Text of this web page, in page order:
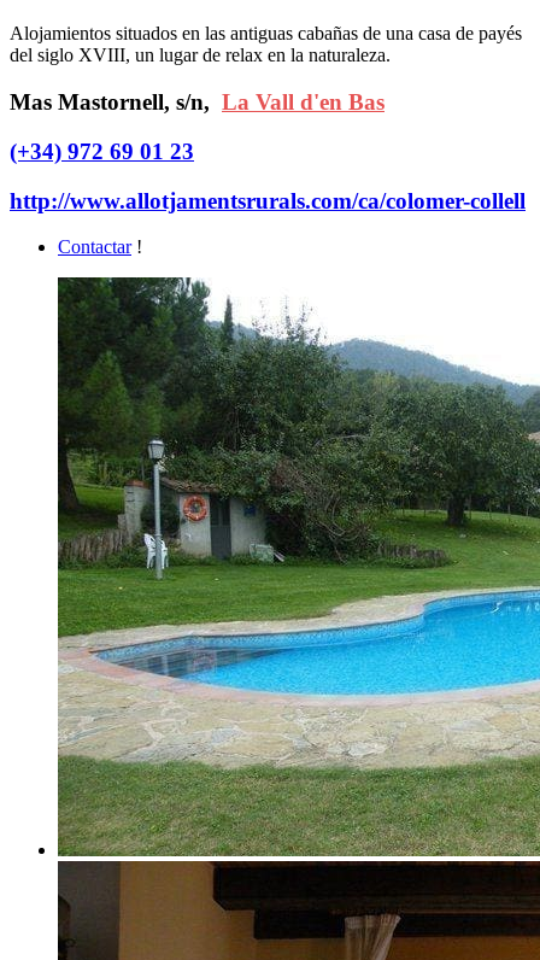
Alojamientos situados en las antiguas cabañas de una casa de payés
del siglo XVIII, un lugar de relax en la naturaleza.
Mas Mastornell, s/n, La Vall d'en Bas
(+34) 972 69 01 23
http://www.allotjamentsrurals.com/ca/colomer-collell
Contactar !